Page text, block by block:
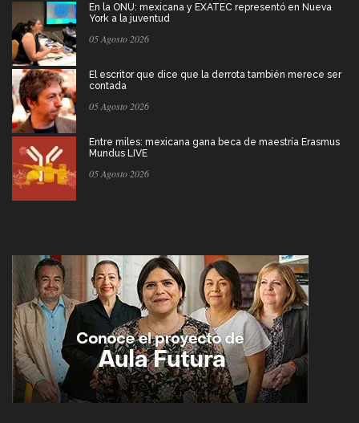
En la ONU: mexicana y EXATEC representó en Nueva
York a la juventud
05 Agosto 2026
El escritor que dice que la derrota también merece ser
contada
05 Agosto 2026
Entre miles: mexicana gana beca de maestría Erasmus
Mundus LIVE
05 Agosto 2026